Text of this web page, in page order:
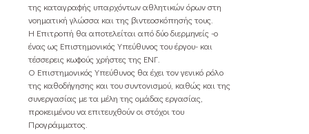
της καταγραφής υπαρχόντων αθλητικών όρων στη
νοηματική γλώσσα και της βιντεοσκόπησής τους.
Η Επιτροπή θα αποτελείται από δύο διερμηνείς -ο
ένας ως Επιστημονικός Υπεύθυνος του έργου- και
τέσσερεις κωφούς χρήστες της ΕΝΓ.
Ο Επιστημονικός Υπεύθυνος θα έχει τον γενικό ρόλο
της καθοδήγησης και του συντονισμού, καθώς και της
συνεργασίας με τα μέλη της ομάδας εργασίας,
προκειμένου να επιτευχθούν οι στόχοι του
Προγράμματος.